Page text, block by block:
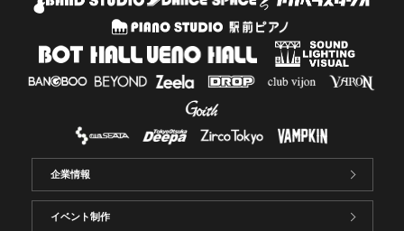
企業情報
イベント制作